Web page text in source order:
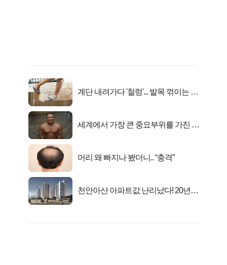
계단 내려가다 '철렁'... 발목 꺾이는 이
세계에서 가장 큰 중요부위를 가진 남
머리 왜 빠지나 봤더니.. “충격”
천안아산 아파트값 난리났다! 20년